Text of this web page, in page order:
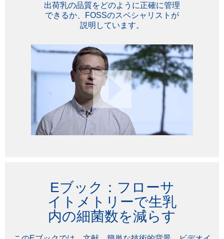
出荷乳の品質をどのように正確に管理
できるか、FOSSのスペシャリストが
説明しています。
Eブック：フローサ
イトメトリーで生乳
内の細菌数を減らす